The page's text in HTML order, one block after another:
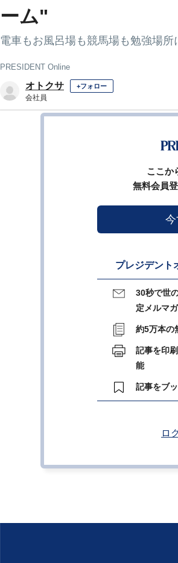
ーム"
電車もお風呂場も競馬場も勉強場所
PRESIDENT Online
オトクサ +フォロー
会社員
ここか
無料会員
プレジデント
30秒で世
定メルマ
約5万本の
記事を印
能
記事をブ
ロ